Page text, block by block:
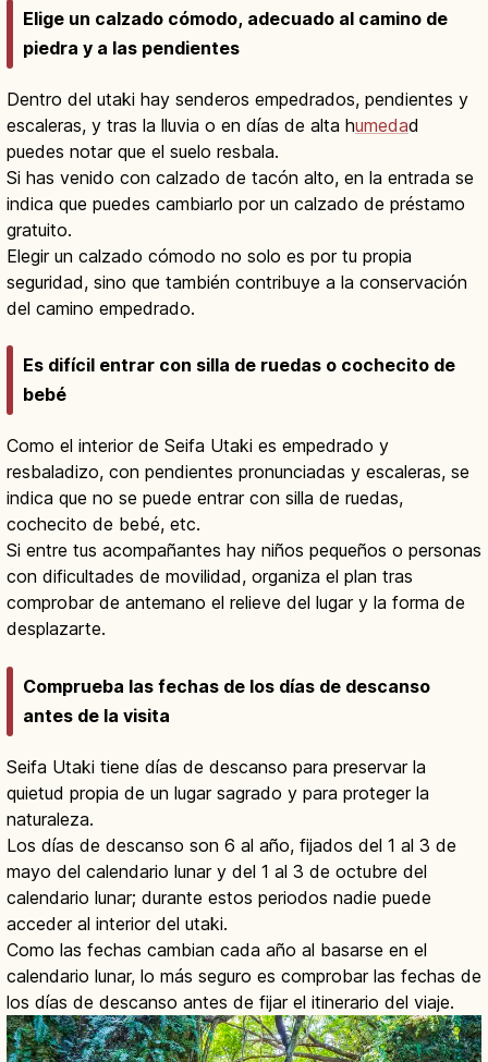
Elige un calzado cómodo, adecuado al camino de
piedra y a las pendientes
Dentro del utaki hay senderos empedrados, pendientes y
escaleras, y tras la lluvia o en días de alta humedad
puedes notar que el suelo resbala.
Si has venido con calzado de tacón alto, en la entrada se
indica que puedes cambiarlo por un calzado de préstamo
gratuito.
Elegir un calzado cómodo no solo es por tu propia
seguridad, sino que también contribuye a la conservación
del camino empedrado.
Es difícil entrar con silla de ruedas o cochecito de
bebé
Como el interior de Seifa Utaki es empedrado y
resbaladizo, con pendientes pronunciadas y escaleras, se
indica que no se puede entrar con silla de ruedas,
cochecito de bebé, etc.
Si entre tus acompañantes hay niños pequeños o personas
con dificultades de movilidad, organiza el plan tras
comprobar de antemano el relieve del lugar y la forma de
desplazarte.
Comprueba las fechas de los días de descanso
antes de la visita
Seifa Utaki tiene días de descanso para preservar la
quietud propia de un lugar sagrado y para proteger la
naturaleza.
Los días de descanso son 6 al año, fijados del 1 al 3 de
mayo del calendario lunar y del 1 al 3 de octubre del
calendario lunar; durante estos periodos nadie puede
acceder al interior del utaki.
Como las fechas cambian cada año al basarse en el
calendario lunar, lo más seguro es comprobar las fechas de
los días de descanso antes de fijar el itinerario del viaje.